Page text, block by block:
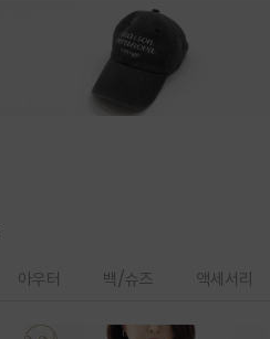
아우터 백/슈즈 액세서리